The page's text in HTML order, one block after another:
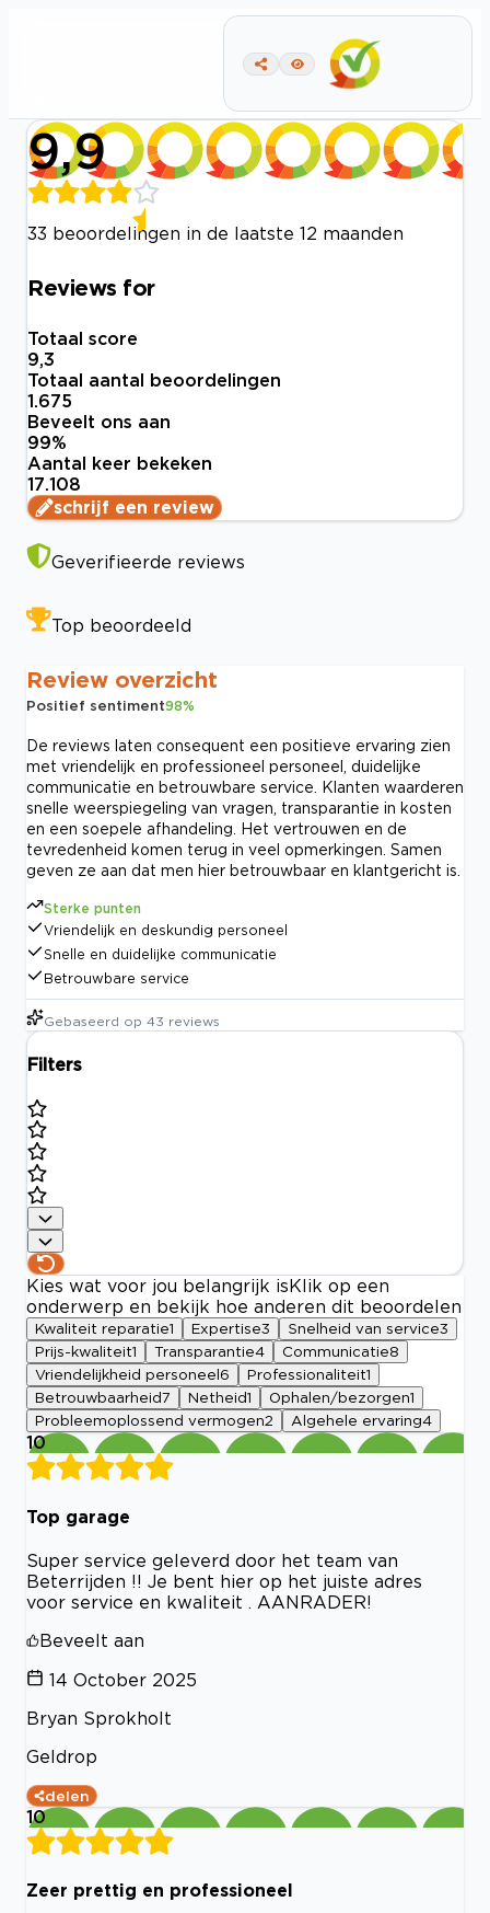
9,9
33 beoordelingen in de laatste 12 maanden
Reviews for
Totaal score
9,3
Totaal aantal beoordelingen
1.675
Beveelt ons aan
99%
Aantal keer bekeken
17.108
schrijf een review
Geverifieerde reviews
Top beoordeeld
Review overzicht
Positief sentiment98%
De reviews laten consequent een positieve ervaring zien
met vriendelijk en professioneel personeel, duidelijke
communicatie en betrouwbare service. Klanten waarderen
snelle weerspiegeling van vragen, transparantie in kosten
en een soepele afhandeling. Het vertrouwen en de
tevredenheid komen terug in veel opmerkingen. Samen
geven ze aan dat men hier betrouwbaar en klantgericht is.
Sterke punten
Vriendelijk en deskundig personeel
Snelle en duidelijke communicatie
Betrouwbare service
Gebaseerd op 43 reviews
Filters
Kies wat voor jou belangrijk is Klik op een
onderwerp en bekijk hoe anderen dit beoordelen
Kwaliteit reparatie1 Expertise3 Snelheid van service3
Prijs-kwaliteit1 Transparantie4 Communicatie8
Vriendelijkheid personeel 6 Professionaliteit1
Betrouwbaarheid7 Netheid1 Ophalen/bezorgen1
Probleemoplossend vermogen2 Algehele ervaring4
10
Top garage
Super service geleverd door het team van
Beterrijden !! Je bent hier op het juiste adres
voor service en kwaliteit . AANRADER!
Beveelt aan
14 October 2025
Bryan Sprokholt
Geldrop
delen
10
Zeer prettig en professioneel